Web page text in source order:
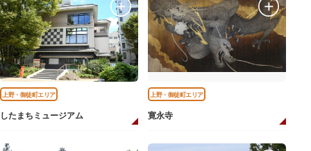
上野・御徒町エリア
したまちミュージアム
上野・御徒町エリア
寛永寺